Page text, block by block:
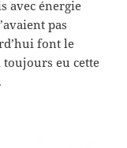
avec énergie
pas
font le
toujours eu cette